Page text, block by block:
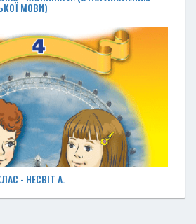
МОВИ)
- НЕСВІТ А.